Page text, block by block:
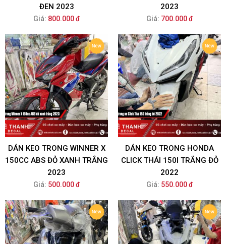
ĐEN 2023
Giá: 800.000 đ
2023
Giá: 700.000 đ
DÁN KEO TRONG WINNER X
150CC ABS ĐỎ XANH TRẮNG
2023
Giá: 500.000 đ
DÁN KEO TRONG HONDA
CLICK THÁI 150I TRẮNG ĐỎ
2022
Giá: 550.000 đ